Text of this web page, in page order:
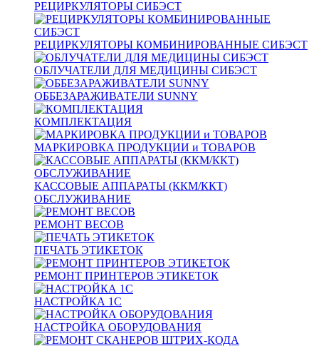
РЕЦИРКУЛЯТОРЫ СИБЭСТ
РЕЦИРКУЛЯТОРЫ КОМБИНИРОВАННЫЕ СИБЭСТ
ОБЛУЧАТЕЛИ ДЛЯ МЕДИЦИНЫ СИБЭСТ
ОББЕЗАРАЖИВАТЕЛИ SUNNY
КОМПЛЕКТАЦИЯ
МАРКИРОВКА ПРОДУКЦИИ и ТОВАРОВ
КАССОВЫЕ АППАРАТЫ (ККМ/ККТ)
ОБСЛУЖИВАНИЕ
РЕМОНТ ВЕСОВ
ПЕЧАТЬ ЭТИКЕТОК
РЕМОНТ ПРИНТЕРОВ ЭТИКЕТОК
НАСТРОЙКА 1С
НАСТРОЙКА ОБОРУДОВАНИЯ